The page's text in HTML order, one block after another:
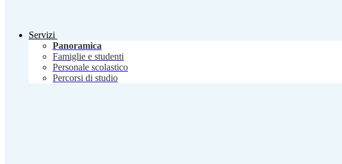
Servizi
Panoramica
Famiglie e studenti
Personale scolastico
Percorsi di studio